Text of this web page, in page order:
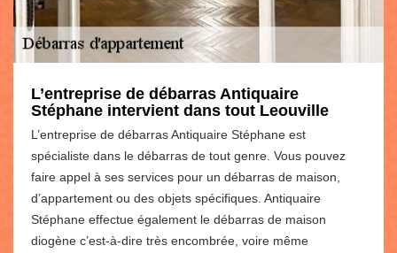
L’entreprise de débarras Antiquaire
Stéphane intervient dans tout Leouville
L’entreprise de débarras Antiquaire Stéphane est
spécialiste dans le débarras de tout genre. Vous pouvez
faire appel à ses services pour un débarras de maison,
d’appartement ou des objets spécifiques. Antiquaire
Stéphane effectue également le débarras de maison
diogène c’est-à-dire très encombrée, voire même